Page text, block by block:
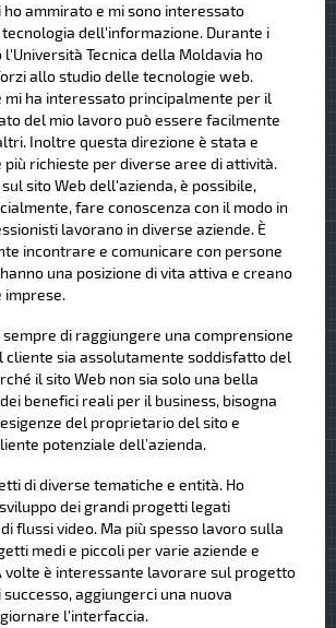
ho ammirato e mi sono interessato
dell'informazione. Durante i
l'Università Tecnica della Moldavia ho
allo studio delle tecnologie web.
mi ha interessato principalmente per il
del mio lavoro può essere facilmente
Inoltre questa direzione è stata e
più richieste per diverse aree di attività.
sito Web dell'azienda, è possibile,
fare conoscenza con il modo in
lavorano in diverse aziende. È
incontrare e comunicare con persone
una posizione di vita attiva e creano
imprese.
di raggiungere una comprensione
cliente sia assolutamente soddisfatto del
il sito Web non sia solo una bella
benefici reali per il business, bisogna
del proprietario del sito e
potenziale dell’azienda.
di diverse tematiche e entità. Ho
dei grandi progetti legati
flussi video. Ma più spesso lavoro sulla
medi e piccoli per varie aziende e
volte è interessante lavorare sul progetto
aggiungerci una nuova
l'interfaccia.